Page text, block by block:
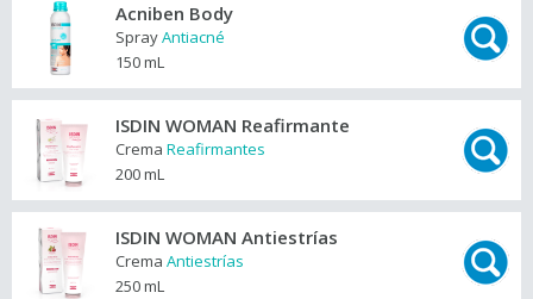
Acniben Body
SprayAntiacné
150 mL
ISDIN WOMAN Reafirmante
Crema Reafirmantes
200 mL
ISDIN WOMAN Antiestrías
Crema Antiestrías
250 mL